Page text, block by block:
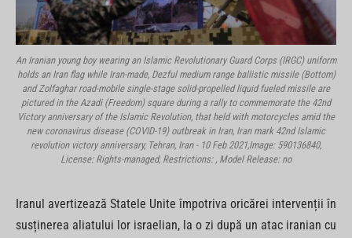
An Iranian young boy wearing an Islamic Revolutionary Guard Corps (IRGC) uniform
holds an Iran flag while Iran-made, Dezful medium range ballistic missile (Bottom)
and Zolfaghar road-mobile single-stage solid-propelled liquid fueled missile are
pictured in the Azadi (Freedom) square during a rally to commemorate the 42nd
Victory anniversary of the Islamic Revolution, that held with motorcycles amid the
new coronavirus disease (COVID-19) outbreak in Iran, Iran mark 42nd Islamic
revolution victory anniversary, Tehran, Iran - 10 Feb 2021,Image: 590136840,
License: Rights-managed, Restrictions: , Model Release: no
Iranul avertizează Statele Unite împotriva oricărei intervenții în
susținerea aliatului lor israelian, la o zi după un atac iranian cu